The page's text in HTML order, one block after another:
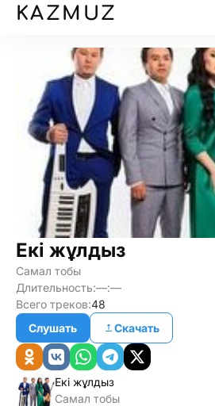
KAZMUZ
Екі жұлдыз
Самал тобы
Длительность:—:—
Всего треков:48
Слушать
Скачать
Екі жұлдыз
Самал тобы